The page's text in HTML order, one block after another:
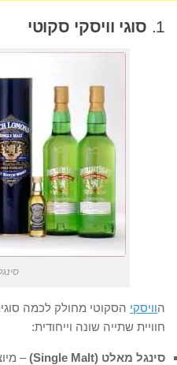
1. סוגי וויסקי סקוטי
הוויסקי הסקוטי מחולק לכמה
חוויית שתייה שונה וייחודית:
סינגל מאלט (Single Malt)
–